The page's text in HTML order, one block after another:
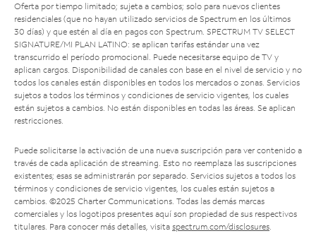
Oferta por tiempo limitado; sujeta a cambios; solo para nuevos clientes
residenciales (que no hayan utilizado servicios de Spectrum en los últimos
30 días) y que estén al día en pagos con Spectrum. SPECTRUM TV SELECT
SIGNATURE/MI PLAN LATINO: se aplican tarifas estándar una vez
transcurrido el período promocional. Puede necesitarse equipo de TV y
aplican cargos. Disponibilidad de canales con base en el nivel de servicio y no
todos los canales están disponibles en todos los mercados o zonas. Servicios
sujetos a todos los términos y condiciones de servicio vigentes, los cuales
están sujetos a cambios. No están disponibles en todas las áreas. Se aplican
restricciones.
Puede solicitarse la activación de una nueva suscripción para ver contenido a
través de cada aplicación de streaming. Esto no reemplaza las suscripciones
existentes; esas se administrarán por separado. Servicios sujetos a todos los
términos y condiciones de servicio vigentes, los cuales están sujetos a
cambios. ©2025 Charter Communications. Todas las demás marcas
comerciales y los logotipos presentes aquí son propiedad de sus respectivos
titulares. Para conocer más detalles, visita spectrum.com/disclosures.